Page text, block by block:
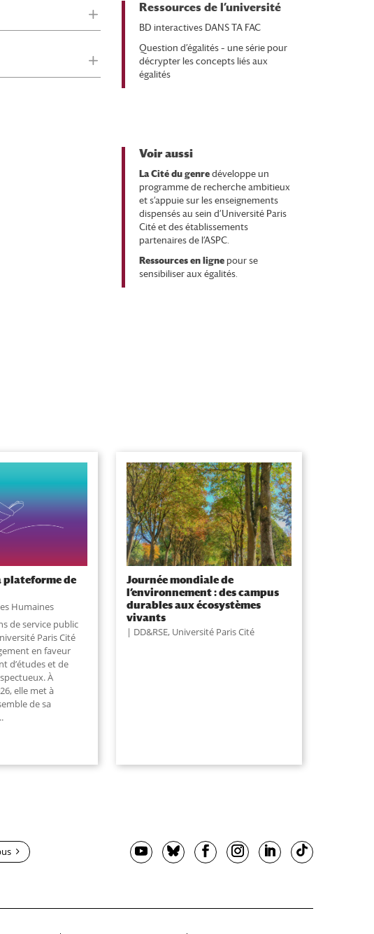
Ressources de l’université
BD interactives DANS TA FAC
Question d’égalités – une série pour
décrypter les concepts liés aux
égalités
Voir aussi
La Cité du genredéveloppe un
programme de recherche ambitieux
et s’appuie sur les enseignements
dispensés au sein d’Université Paris
Cité et des établissements
partenaires de l’ASPC.
Ressources en lignepour se
sensibiliser aux égalités.
plateforme de
Humaines
de service public
Paris Cité
en faveur
d’études et de
À
elle met à
de sa
Journée mondiale de
l’environnement : des campus
durables aux écosystèmes
vivants
DD&RSE, Université Paris Cité